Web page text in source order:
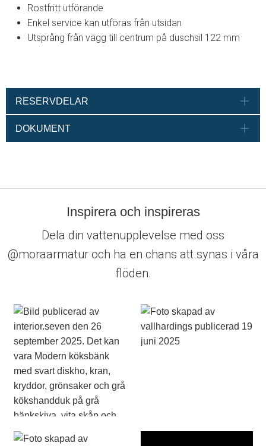
Rostfritt utförande
Enkel service kan utföras från utsidan
Utsprång från vägg till centrum på duschsil 122 mm
RESERVDELAR
DOKUMENT
Inspirera och inspireras
Dela din vattenupplevelse med oss
@moraarmatur och ha en chans att synas i våra
flöden.